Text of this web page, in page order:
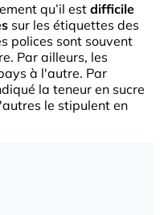
qu’il est difficile
sur les étiquettes des
polices sont souvent
Par ailleurs, les
à l'autre. Par
la teneur en sucre
le stipulent en